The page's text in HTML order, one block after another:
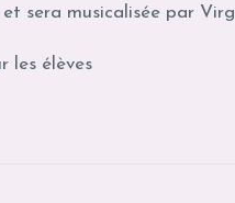
sera musicalisée par
les élèves